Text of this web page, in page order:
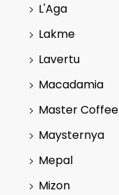
L'Aga
Lakme
Lavertu
Macadamia
Master Coffee
Maysternya
Mepal
Mizon